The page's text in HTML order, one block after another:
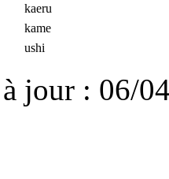
kaeru
kame
ushi
jour : 06/